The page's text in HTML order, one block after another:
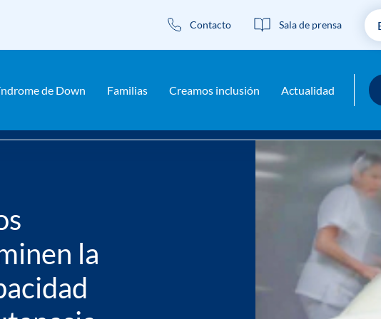
de Down Familias Creamos inclusión Actualidad
Contacto Sala de prensa
la